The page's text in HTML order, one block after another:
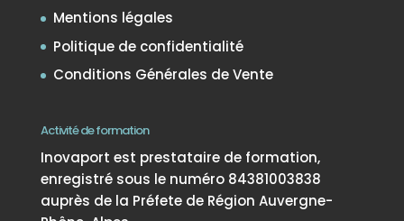
Mentions légales
Politique de confidentialité
Conditions Générales de Vente
Activité de formation
Inovaport est prestataire de formation,
enregistré sous le numéro 84381003838
auprès de la Préfete de Région Auvergne-